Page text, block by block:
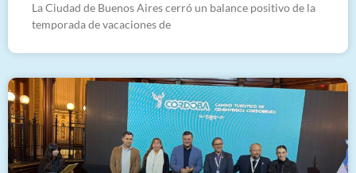
La Ciudad de Buenos Aires cerró un balance positivo de la
temporada de vacaciones de